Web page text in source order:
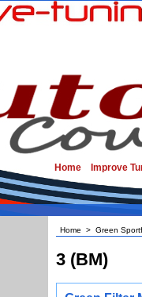
Home Improve
Home > Green
3 (BM)